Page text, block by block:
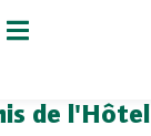
de l'Hôtel